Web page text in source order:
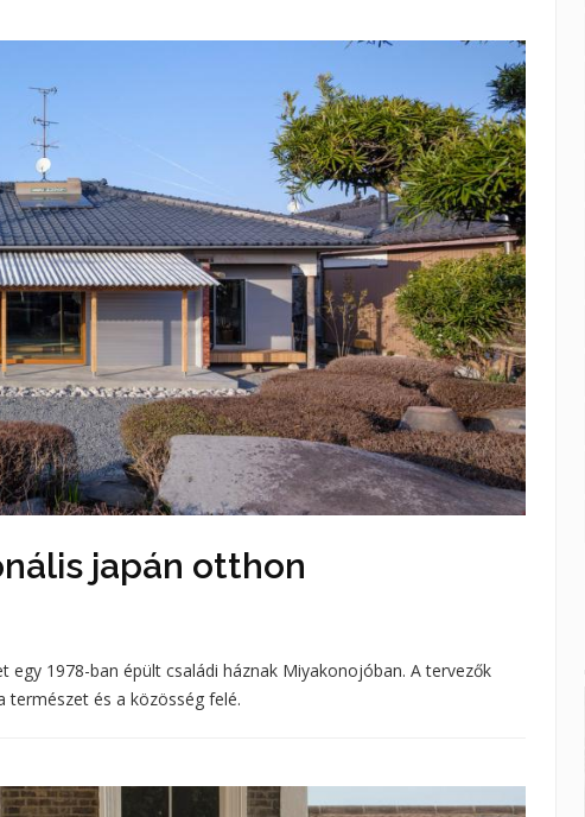
japán otthon
1978-ban épült családi háznak Miyakonojóban. A tervezők
és a közösség felé.